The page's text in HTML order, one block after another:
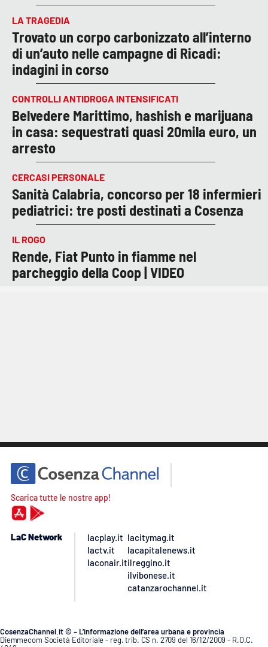
LA TRAGEDIA
Trovato un corpo carbonizzato all’interno
di un’auto nelle campagne di Ricadi:
indagini in corso
CONTROLLI ANTIDROGA INTENSIFICATI
Belvedere Marittimo, hashish e marijuana
in casa: sequestrati quasi 20mila euro, un
arresto
CERCASI PERSONALE
Sanità Calabria, concorso per 18 infermieri
pediatrici: tre posti destinati a Cosenza
IL ROGO
Rende, Fiat Punto in fiamme nel
parcheggio della Coop | VIDEO
Scarica tutte le nostre app!
LaC Network
lacplay.it
lactv.it
laconair.it
lacitymag.it
lacapitalenews.it
ilreggino.it
ilvibonese.it
catanzarochannel.it
CosenzaChannel.it © – L’informazione dell’area urbana e provincia
Diemmecom Società Editoriale - reg. trib. CS n. 2709 del 16/12/2009 - R.O.C.